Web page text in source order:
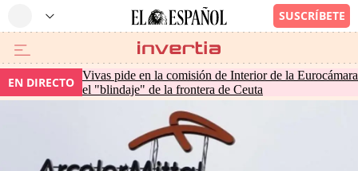
EN DIRECTO Vivas pide en la comisión de Interior de la Eurocámara
el "blindaje" de la frontera de Ceuta